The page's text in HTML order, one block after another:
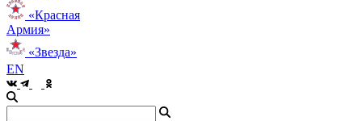
«Красная
Армия»
«Звезда»
EN